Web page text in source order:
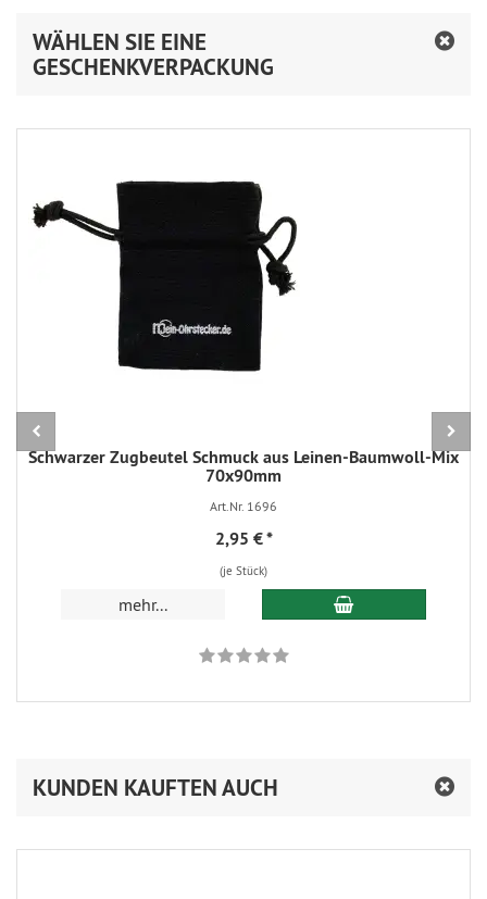
WÄHLEN SIE EINE
GESCHENKVERPACKUNG
Schwarzer Zugbeutel Schmuck aus Leinen-Baumwoll-Mix
70x90mm
Art.Nr. 1696
2,95 €*
(je Stück)
mehr... In den Warenkorb
KUNDEN KAUFTEN AUCH